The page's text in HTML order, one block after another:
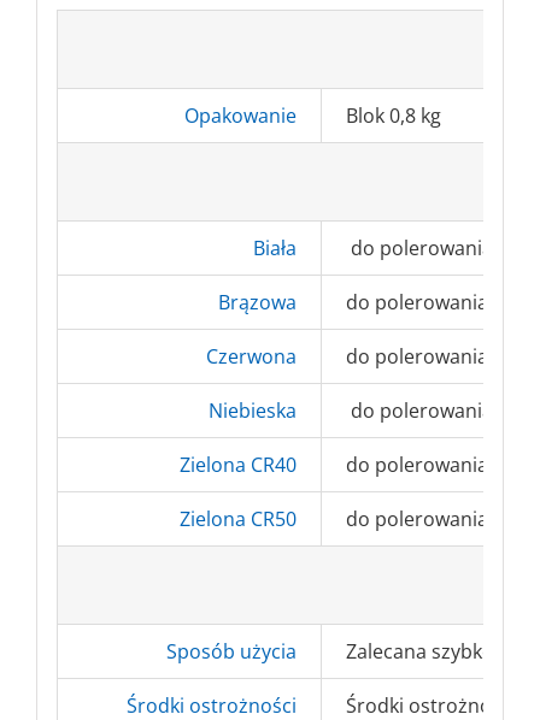
Opakowanie Blok 0,8 kg
Biała do polerowania
Brązowa do polerowania stali
Czerwona do polerowania
Niebieska do polerowania
Zielona CR40 do polerowania
Zielona CR50 do polerowania
Sposób użycia Zalecana szybkość
Środki ostrożności Środki ostrożności